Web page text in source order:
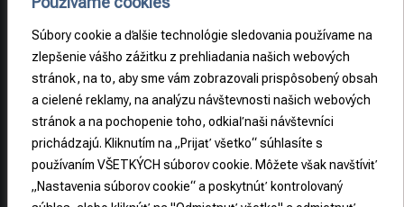
Súbory cookie a ďalšie technológie sledovania používame na
zlepšenie vášho zážitku z prehliadania našich webových
stránok, na to, aby sme vám zobrazovali prispôsobený obsah
a cielené reklamy, na analýzu návštevnosti našich webových
stránok a na pochopenie toho, odkiaľ naši návštevníci
prichádzajú. Kliknutím na „Prijať všetko“ súhlasíte s
používaním VŠETKÝCH súborov cookie. Môžete však navštíviť
„Nastavenia súborov cookie“ a poskytnúť kontrolovaný
republika
2021733065
PRÁVNE
INFORMÁCIE
Obchodné
podmienky
Odstúpenie od